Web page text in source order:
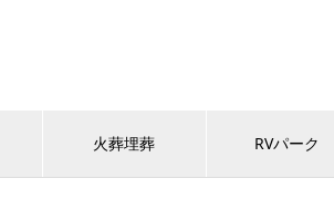
火葬埋葬 RVパーク